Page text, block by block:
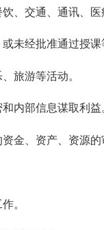
交通、通讯、医
经批准通过授课
旅游等活动。
内部信息谋取利益
、资产、资源的
。